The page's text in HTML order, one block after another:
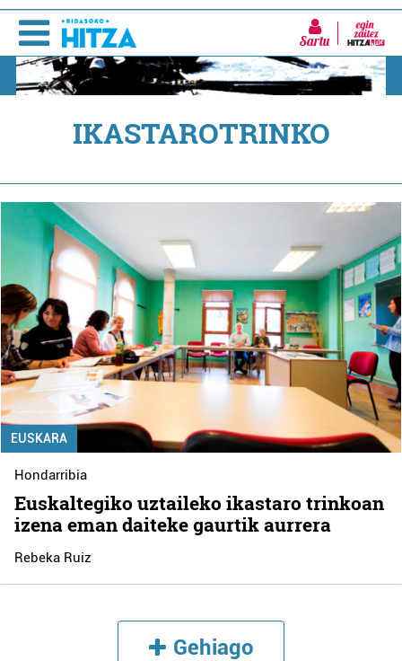
Sartu
IKASTAROTRINKO
EUSKARA
Hondarribia
Euskaltegiko uztaileko ikastaro trinkoan
izena eman daiteke gaurtik aurrera
Rebeka Ruiz
Gehiago